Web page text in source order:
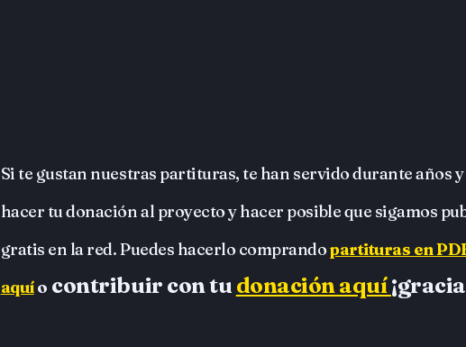
Si te gustan nuestras partituras, te han servido durante años
hacer tu donación al proyecto y hacer posible que sigamos
gratis en la red. Puedes hacerlo comprandopartituras en
aquío contribuir con tu donación aquí